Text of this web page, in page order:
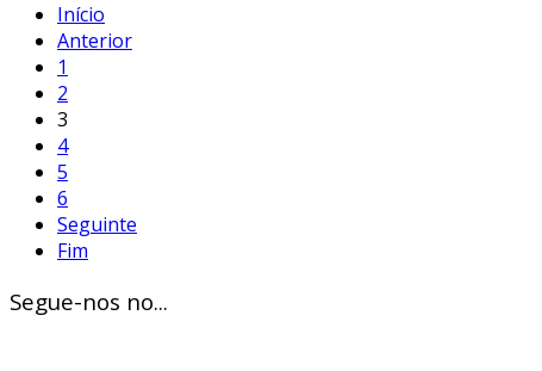
Início
Anterior
1
2
3
4
5
6
Seguinte
Fim
Segue-nos no...